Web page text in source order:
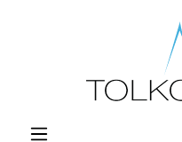
Zum Hauptinhalt springen